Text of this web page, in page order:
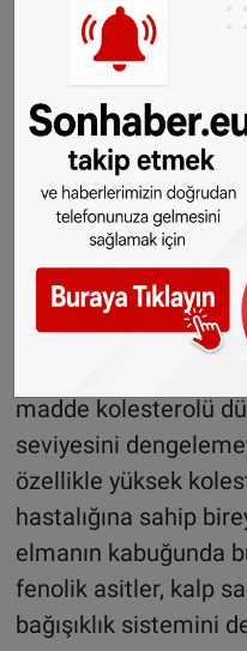
kabuklar, haftalar
dönüşebilir. Bu sirke
hem de cilt bakımı
etkili bir doğal
Ayrıca kaynar suyla
ortama hoş bir
bez torbaların içine
koku giderici olarak
Pektin ve
Uzmanlara göre,
madde kolesterolü
seviyesini
özellikle yüksek
hastalığına sahip
elmanın kabuğunda
fenolik asitler, kalp
bağışıklık sistemini